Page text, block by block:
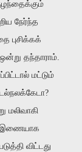
நேர்ந்த
புசிக்கக்
தந்தாராம்.
மட்டும்
மலிவாகி
இணையாக
விட்டது